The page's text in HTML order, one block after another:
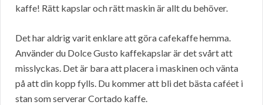
kaffe! Rätt kapslar och rätt maskin är allt du behöver.
Det har aldrig varit enklare att göra cafekaffe hemma.
Använder du Dolce Gusto kaffekapslar är det svårt att
misslyckas. Det är bara att placera i maskinen och vänta
på att din kopp fylls. Du kommer att bli det bästa caféet i
stan som serverar Cortado kaffe.